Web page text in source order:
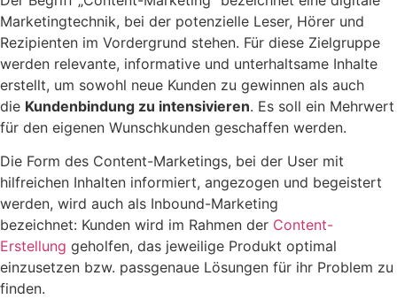
Marketingtechnik, bei der potenzielle Leser, Hörer und
Rezipienten im Vordergrund stehen. Für diese Zielgruppe
werden relevante, informative und unterhaltsame Inhalte
erstellt, um sowohl neue Kunden zu gewinnen als auch
die Kundenbindung zu intensivieren. Es soll ein Mehrwert
für den eigenen Wunschkunden geschaffen werden.
Die Form des Content-Marketings, bei der User mit
hilfreichen Inhalten informiert, angezogen und begeistert
werden, wird auch als Inbound-Marketing
bezeichnet: Kunden wird im Rahmen der Content-
Erstellung geholfen, das jeweilige Produkt optimal
einzusetzen bzw. passgenaue Lösungen für ihr Problem zu
finden.